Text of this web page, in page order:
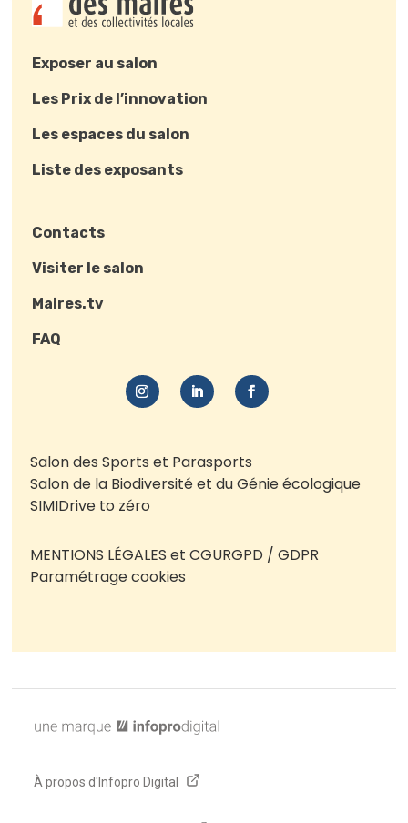
Exposer au salon
Les Prix de l’innovation
Les espaces du salon
Liste des exposants
Contacts
Visiter le salon
Maires.tv
FAQ
Salon des Sports et Parasports
Salon de la Biodiversité et du Génie écologique
SIMIDrive to zéro
MENTIONS LÉGALES et CGURGPD / GDPR
Paramétrage cookies